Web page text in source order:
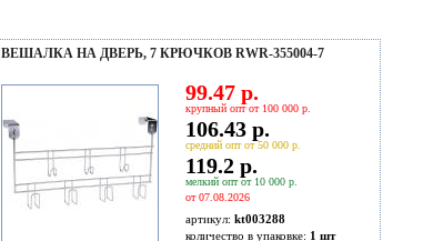
ВЕШАЛКА НА ДВЕРЬ, 7 КРЮЧКОВ RWR-355004-7
99.47 р.
крупный опт от 100 000 р.
106.43 р.
средний опт от 50 000 р.
119.2 р.
мелкий опт от 10 000 р.
от 07.08.2026
артикул: kt003288
количество в упаковке: 1 шт